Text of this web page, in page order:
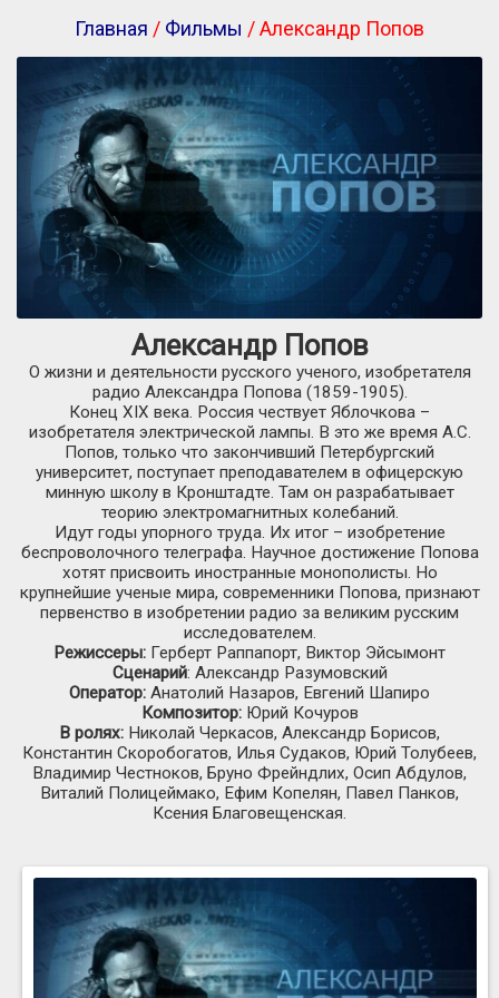
Главная / Фильмы / Александр Попов
Александр Попов
О жизни и деятельности русского ученого, изобретателя
радио Александра Попова (1859-1905).
Конец ХIХ века. Россия чествует Яблочкова –
изобретателя электрической лампы. В это же время А.С.
Попов, только что закончивший Петербургский
университет, поступает преподавателем в офицерскую
минную школу в Кронштадте. Там он разрабатывает
теорию электромагнитных колебаний.
Идут годы упорного труда. Их итог – изобретение
беспроволочного телеграфа. Научное достижение Попова
хотят присвоить иностранные монополисты. Но
крупнейшие ученые мира, современники Попова, признают
первенство в изобретении радио за великим русским
исследователем.
Режиссеры: Герберт Раппапорт, Виктор Эйсымонт
Сценарий: Александр Разумовский
Оператор: Анатолий Назаров, Евгений Шапиро
Композитор:Юрий Кочуров
В ролях: Николай Черкасов, Александр Борисов,
Константин Скоробогатов, Илья Судаков, Юрий Толубеев,
Владимир Честноков, Бруно Фрейндлих, Осип Абдулов,
Виталий Полицеймако, Ефим Копелян, Павел Панков,
Ксения Благовещенская.